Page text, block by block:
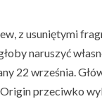
z usuniętymi
naruszyć
22 września.
przeciwko